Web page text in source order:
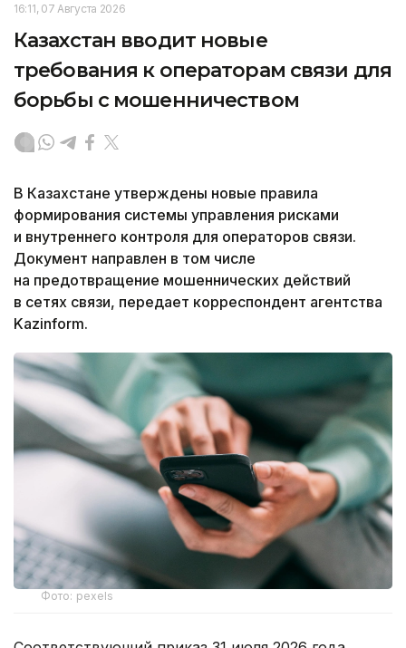
16:11, 07 Августа 2026
Казахстан вводит новые
требования к операторам связи для
борьбы с мошенничеством
В Казахстане утверждены новые правила
формирования системы управления рисками
и внутреннего контроля для операторов связи.
Документ направлен в том числе
на предотвращение мошеннических действий
в сетях связи, передает корреспондент агентства
Kazinform.
Фото: pexels